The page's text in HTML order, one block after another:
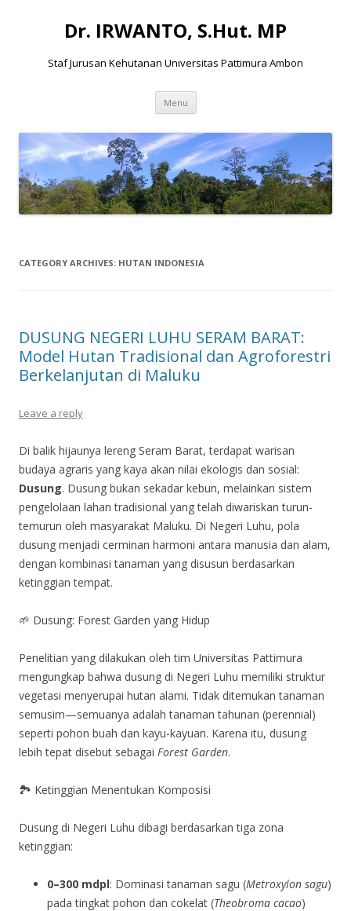
Dr. IRWANTO, S.Hut. MP
Staf Jurusan Kehutanan Universitas Pattimura Ambon
Menu Skip to content
CATEGORY ARCHIVES: HUTAN INDONESIA
DUSUNG NEGERI LUHU SERAM BARAT:
Model Hutan Tradisional dan Agroforestri
Berkelanjutan di Maluku
Leave a reply
Di balik hijaunya lereng Seram Barat, terdapat warisan
budaya agraris yang kaya akan nilai ekologis dan sosial:
Dusung. Dusung bukan sekadar kebun, melainkan sistem
pengelolaan lahan tradisional yang telah diwariskan turun-
temurun oleh masyarakat Maluku. Di Negeri Luhu, pola
dusung menjadi cerminan harmoni antara manusia dan alam,
dengan kombinasi tanaman yang disusun berdasarkan
ketinggian tempat.
🌱 Dusung: Forest Garden yang Hidup
Penelitian yang dilakukan oleh tim Universitas Pattimura
mengungkap bahwa dusung di Negeri Luhu memiliki struktur
vegetasi menyerupai hutan alami. Tidak ditemukan tanaman
semusim—semuanya adalah tanaman tahunan (perennial)
seperti pohon buah dan kayu-kayuan. Karena itu, dusung
lebih tepat disebut sebagai Forest Garden.
🏞️ Ketinggian Menentukan Komposisi
Dusung di Negeri Luhu dibagi berdasarkan tiga zona
ketinggian:
0–300 mdpl: Dominasi tanaman sagu (Metroxylon sagu)
pada tingkat pohon dan cokelat (Theobroma cacao)